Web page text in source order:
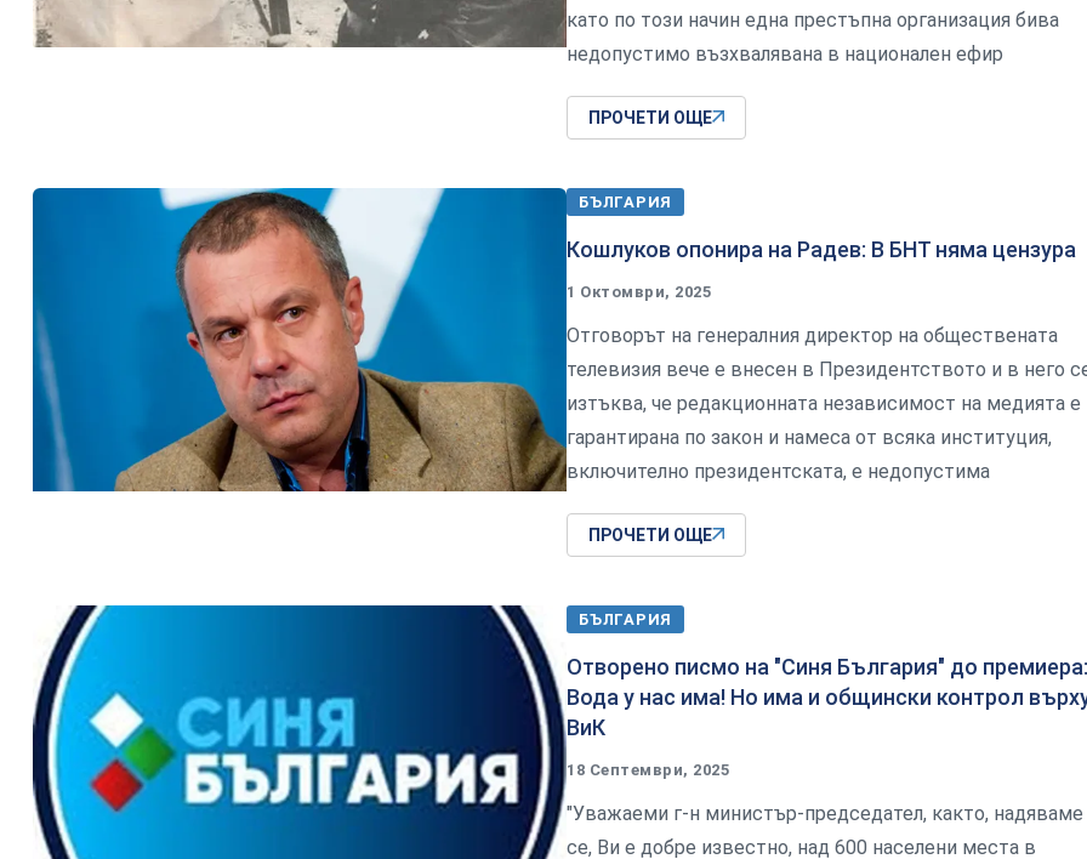
като по този начин една престъпна организация бива
недопустимо възхвалявана в национален ефир
ПРОЧЕТИ ОЩЕ
БЪЛГАРИЯ
Кошлуков опонира на Радев: В БНТ няма цензура
1 Октомври, 2025
Отговорът на генералния директор на обществената
телевизия вече е внесен в Президентството и в него
изтъква, че редакционната независимост на медията е
гарантирана по закон и намеса от всяка институция,
включително президентската, е недопустима
ПРОЧЕТИ ОЩЕ
БЪЛГАРИЯ
Отворено писмо на "Синя България" до премиера:
Вода у нас има! Но има и общински контрол
ВиК
18 Септември, 2025
"Уважаеми г-н министър-председател, както, надяваме
се, Ви е добре известно, над 600 населени места в